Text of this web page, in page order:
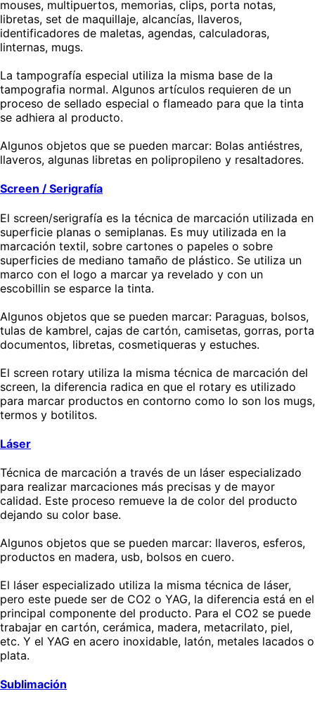
mouses, multipuertos, memorias, clips, porta notas,
libretas, set de maquillaje, alcancías, llaveros,
identificadores de maletas, agendas, calculadoras,
linternas, mugs.
La tampografía especial utiliza la misma base de la
tampografia normal. Algunos artículos requieren de un
proceso de sellado especial o flameado para que la tinta
se adhiera al producto.
Algunos objetos que se pueden marcar: Bolas antiéstres,
llaveros, algunas libretas en polipropileno y resaltadores.
Screen / Serigrafía
El screen/serigrafía es la técnica de marcación utilizada en
superficie planas o semiplanas. Es muy utilizada en la
marcación textil, sobre cartones o papeles o sobre
superficies de mediano tamaño de plástico. Se utiliza un
marco con el logo a marcar ya revelado y con un
escobillin se esparce la tinta.
Algunos objetos que se pueden marcar: Paraguas, bolsos,
tulas de kambrel, cajas de cartón, camisetas, gorras, porta
documentos, libretas, cosmetiqueras y estuches.
El screen rotary utiliza la misma técnica de marcación del
screen, la diferencia radica en que el rotary es utilizado
para marcar productos en contorno como lo son los mugs,
termos y botilitos.
Láser
Técnica de marcación a través de un láser especializado
para realizar marcaciones más precisas y de mayor
calidad. Este proceso remueve la de color del producto
dejando su color base.
Algunos objetos que se pueden marcar: llaveros, esferos,
productos en madera, usb, bolsos en cuero.
El láser especializado utiliza la misma técnica de láser,
pero este puede ser de CO2 o YAG, la diferencia está en el
principal componente del producto. Para el CO2 se puede
trabajar en cartón, cerámica, madera, metacrilato, piel,
etc. Y el YAG en acero inoxidable, latón, metales lacados o
plata.
Sublimación